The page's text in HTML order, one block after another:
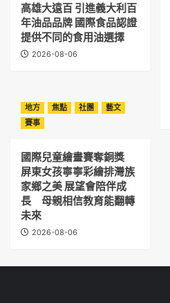
高雄大遠百 引進義大利百
年油品品牌 國際食品認證
提供不同的食用油選擇
2026-08-06
地方 焦點 社團
藝文
賽事
國際兒童繪畫賽奪銅獎
屏東女孩寧寧彩繪排灣族
家鄉之美 展望會陪伴成
長 母親相信教育能翻轉
未來
2026-08-06